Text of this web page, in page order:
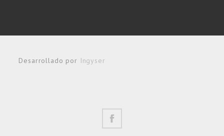
Desarrollado por Ingyser